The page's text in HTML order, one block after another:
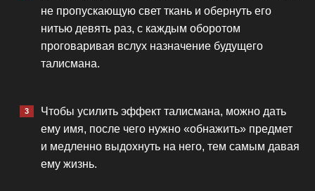
не пропускающую свет ткань и обернуть его
нитью девять раз, с каждым оборотом
проговаривая вслух назначение будущего
талисмана.
Чтобы усилить эффект талисмана, можно дать
ему имя, после чего нужно «обнажить» предмет
и медленно выдохнуть на него, тем самым давая
ему жизнь.